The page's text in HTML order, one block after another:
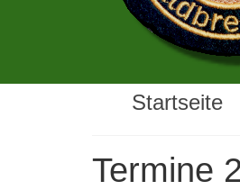
Startseite
Termine